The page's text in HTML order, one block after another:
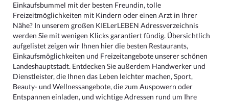
Einkaufsbummel mit der besten Freundin, tolle
Freizeitmöglichkeiten mit Kindern oder einen Arzt in Ihrer
Nähe? In unserem großen KIELerLEBEN Adressverzeichnis
werden Sie mit wenigen Klicks garantiert fündig. Übersichtlich
aufgelistet zeigen wir Ihnen hier die besten Restaurants,
Einkaufsmöglichkeiten und Freizeitangebote unserer schönen
Landeshauptstadt. Entdecken Sie außerdem Handwerker und
Dienstleister, die Ihnen das Leben leichter machen, Sport,
Beauty- und Wellnessangebote, die zum Auspowern oder
Entspannen einladen, und wichtige Adressen rund um Ihre